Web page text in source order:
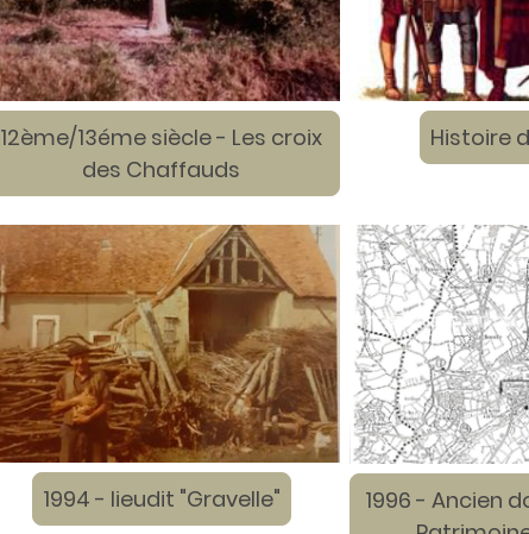
12ème/13éme siècle - Les croix
des Chaffauds
Histoire
1994 - lieudit "Gravelle"
1996 - Ancien